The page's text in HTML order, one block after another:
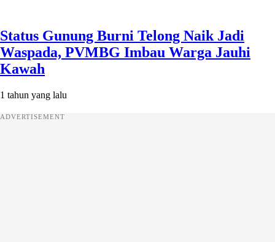
Status Gunung Burni Telong Naik Jadi
Waspada, PVMBG Imbau Warga Jauhi
Kawah
1 tahun yang lalu
ADVERTISEMENT